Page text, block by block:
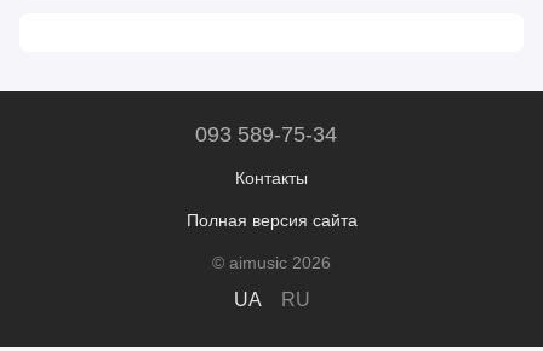
093 589-75-34
Контакты
Полная версия сайта
© aimusic 2026
UA RU